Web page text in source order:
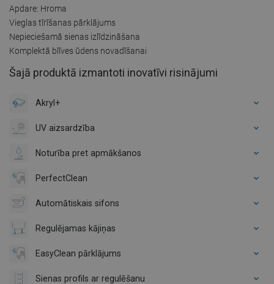
Apdare: Hroma
Vieglas tīrīšanas pārklājums
Nepieciešamā sienas izlīdzināšana
Komplektā blīves ūdens novadīšanai
Šajā produktā izmantoti inovatīvi risinājumi
Akryl+
UV aizsardzība
Noturība pret apmākšanos
PerfectClean
Automātiskais sifons
Regulējamas kājiņas
EasyClean pārklājums
Sienas profils ar regulēšanu